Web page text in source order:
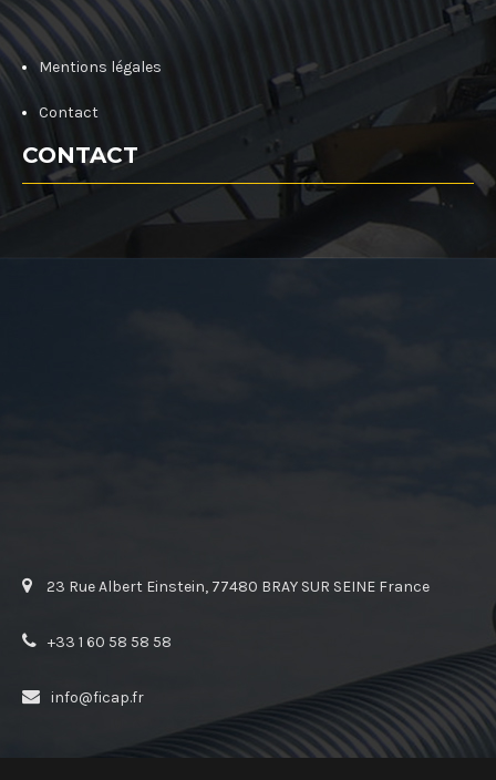
Mentions légales
Contact
CONTACT
23 Rue Albert Einstein, 77480 BRAY SUR SEINE France
+33 1 60 58 58 58
info@ficap.fr